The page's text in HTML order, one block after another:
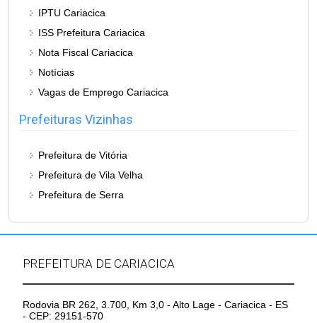
IPTU Cariacica
ISS Prefeitura Cariacica
Nota Fiscal Cariacica
Notícias
Vagas de Emprego Cariacica
Prefeituras Vizinhas
Prefeitura de Vitória
Prefeitura de Vila Velha
Prefeitura de Serra
PREFEITURA DE CARIACICA
Rodovia BR 262, 3.700, Km 3,0 - Alto Lage - Cariacica - ES
- CEP: 29151-570